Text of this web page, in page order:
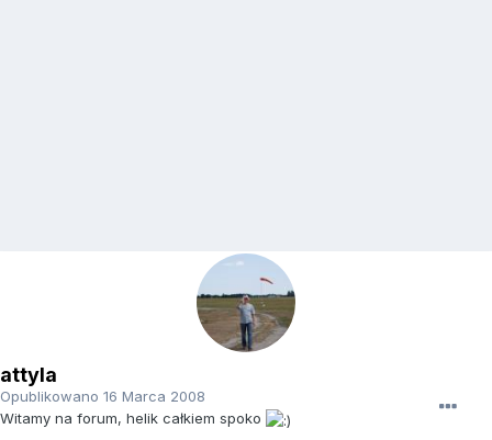
attyla
Opublikowano 16 Marca 2008
Witamy na forum, helik całkiem spoko